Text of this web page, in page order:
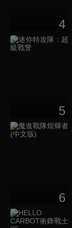
4
5
6